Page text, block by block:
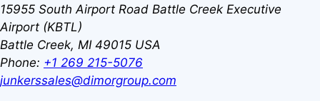
15955 South Airport Road Battle Creek Executive
Airport (KBTL)
Battle Creek, MI 49015 USA
Phone: +1 269 215-5076
junkerssales@dimorgroup.com